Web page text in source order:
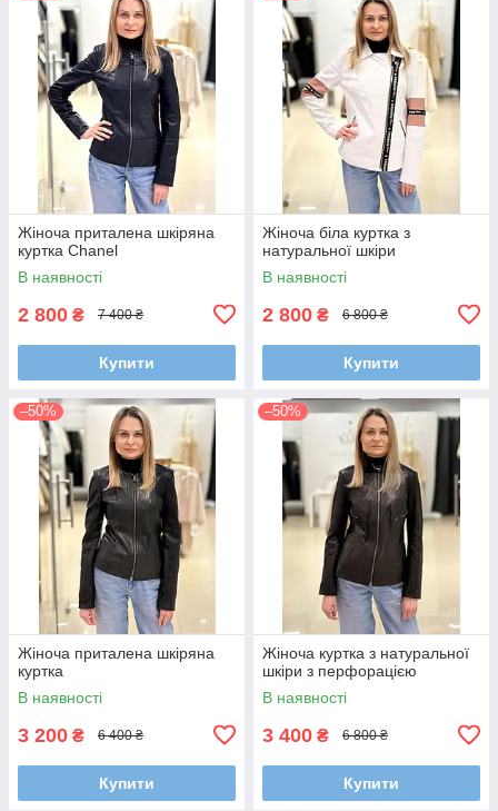
Жіноча приталена шкіряна
куртка Chanel
В наявності
2 800 ₴ 7 400 ₴
Купити
Жіноча біла куртка з
натуральної шкіри
В наявності
2 800 ₴ 6 800 ₴
Купити
–50%
Жіноча приталена шкіряна
куртка
В наявності
3 200 ₴ 6 400 ₴
Купити
–50%
Жіноча куртка з натуральної
шкіри з перфорацією
В наявності
3 400 ₴ 6 800 ₴
Купити